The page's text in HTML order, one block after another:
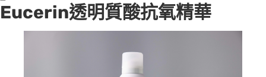
Eucerin透明質酸抗氧精華